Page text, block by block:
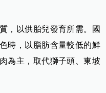
，以供胎兒發育所需。國
時，以脂肪含量較低的鮮
為主，取代獅子頭、東坡